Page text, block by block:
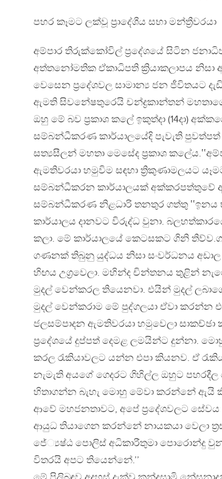
පහර කෑමට ලක්වූ ප්‍රාදේශීය සභා මන්ත්‍රීවරයා
අම්පාර තිරුක්කෝවිල් ප්‍රදේශයේ සිටින
අත්තනෝමතික ඒකාධිපති ක්‍රියාකලාපය නිසා
වෙසෙන ප්‍රදේශවල සාමාන්‍ය ජන ජීවිතයට
ඇමති සිවනේෂතුරෙයි චන්ද්‍රකාන්තන්
ඔහු මේ බව ප්‍රකාශ කලේ ඉකුත්දා (14දා)
සම්බන්ධීකරණ කාර්යාලයේදි පැවැති පුවත්පත්
සත්‍යසීලන් මහතා මෙසේද ප්‍රකාශ
ඇමතිවරයා හමුවිම සඳහා ත්‍රිකුණාමලයට
සම්බන්ධීකරන කාර්යාලයක් අක්කරපත්තුවේ
සම්බන්ධීකරණ නිළධාරි තනතුර ගත්තු
කාර්යාලය දානවට විරුද්ධ වුනා.
කලා. මේ කාර්යාලයේ කෙටසකට ගිනි
ගණනක් තිබුනු යුද්ධය නිසා සංවර්ධනය අඩාල
හිඟය උග්‍රවෙලා. මහින්ද චින්තනය තුළින්
මුදල් වෙන්කරල තියෙනවා. එයින් මුදල්
මුදල් වෙන්කරාම මේ පුද්ගලයා ඒවා කරන්න
ජලසම්පාදන ඇමතිවරයා හමුවෙලා
ප්‍රදේශයේ දුප්පත් දෙමළ ලමයින්ට දුන්නා.
කරල රැකියාවලට යන්න එපා කියනව. ඒ
නැමැති අයගේ ගෙදරට ගිහිල්ල ඔහුට
හිතාගන්න බැහැ මොහු මේවා කරන්නේ ඇයි
ආවේ මහජනතාවට, අපේ ප්‍රදේශවලට
ආයුධ තියාගෙන කරන්නේ නායකයා වෙලා
ජේ්‍යෂ්ඨ පොලිස් අධිකාරීතුමා පොරොන්දු
විතරයි අපට තියෙන්නේ.’’